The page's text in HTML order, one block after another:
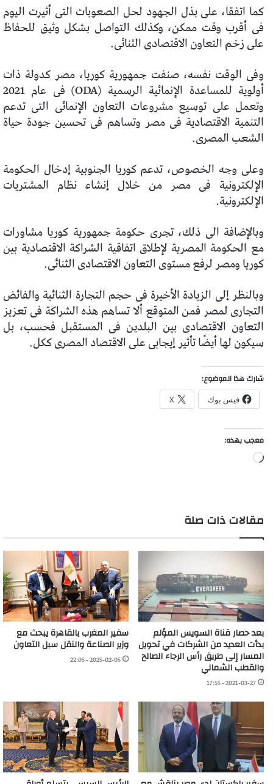
كما اتفقا، على بذل الجهود لحل الصعوبات التى أثيرت اليوم
فى أقرب وقت ممكن، وكذلك التواصل بشكل وثيق للحفاظ
على زخم التعاون الاقتصادى الثنائى.
وفى الوقت نفسه، صنفت جمهورية كوريا، مصر كدولة ذات
أولوية للمساعدة الإنمائية الرسمية (ODA) فى عام 2021
وتعمل على توسيع مشروعات التعاون الإنمائى التى تدعم
التنمية الاقتصادية فى مصر وتساهم فى تحسين جودة حياة
الشعب المصرى.
وعلى وجه الخصوص، تدعم كوريا الجنوبية إدخال الحكومة
الإلكترونية فى مصر من خلال إنشاء نظام المشتريات
الإلكترونية.
وبالإضافة الى ذلك، تجرى حكومة جمهورية كوريا مشاورات
مع الحكومة المصرية لإطلاق اتفاقية الشراكة الاقتصادية بين
كوريا ومصر لرفع مستوى التعاون الاقتصادى الثنائى.
وبالنظر إلى الزيادة الأخيرة فى حجم التجارة الثنائية والفائض
التجارى لمصر فمن المتوقع ألا تساهم هذه الشراكة فى تعزيز
التعاون الاقتصادى بين البلدين فى المستقبل فحسب، بل
سيكون لها أيضًا تأثير إيجابى على الاقتصاد المصرى ككل.
شارك هذا الموضوع:
فيس بوك X
معجب بهذه:
جاري
مقالات ذات صلة
بعد حصار قناة السويس المؤلم
بدأت العديد من الشركات في تحويل
المسار إلى طريق رأس الرجاء الصالح
والقطب الشمالي
2021-03-27 - 17:55
سفير المغرب بالقاهرة يبحث مع
وزير الصناعة والنقل سبل التعاون
2025-02-05 - 22:05